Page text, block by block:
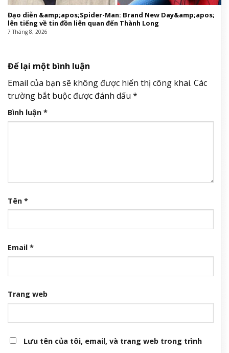
Đạo diễn &amp;apos;Spider-Man: Brand New Day&amp;apos;
lên tiếng về tin đồn liên quan đến Thành Long
7 Tháng 8, 2026
Để lại một bình luận
Email của bạn sẽ không được hiển thị công khai. Các
trường bắt buộc được đánh dấu *
Bình luận *
Tên *
Email *
Trang web
Lưu tên của tôi, email, và trang web trong trình